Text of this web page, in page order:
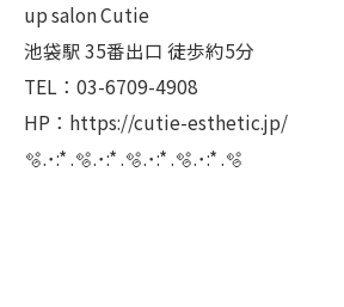
up salon Cutie
池袋駅 35番出口 徒歩約5分
TEL：03-6709-4908
HP：https://cutie-esthetic.jp/
🫧.･:* .🫧.･:* .🫧.･:* .🫧.･:* .🫧